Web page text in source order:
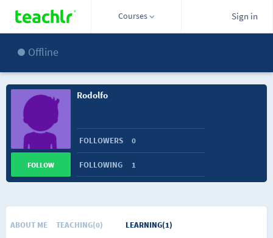
Courses Sign in
Offline
Rodolfo
FOLLOWERS 0
FOLLOWING 1
FOLLOW
ABOUT ME TEACHING(0) LEARNING(1)